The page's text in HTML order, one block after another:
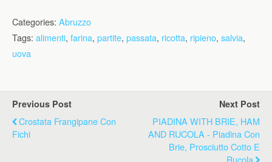
Categories: Abruzzo
Tags: alimenti, farina, partite, passata, ricotta, ripieno, salvia,
uova
Previous Post
Crostata Frangipane Con
Fichi
Next Post
PIADINA WITH BRIE, HAM
AND RUCOLA - Piadina Con
Brie, Prosciutto Cotto E
Rucola